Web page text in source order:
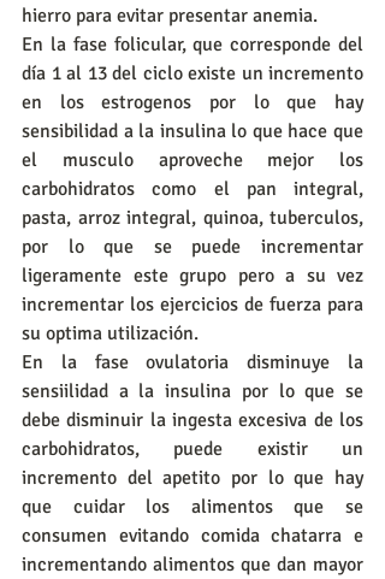
hierro para evitar presentar anemia.
En la fase folicular, que corresponde del
día 1 al 13 del ciclo existe un incremento
en los estrogenos por lo que hay
sensibilidad a la insulina lo que hace que
el musculo aproveche mejor los
carbohidratos como el pan integral,
pasta, arroz integral, quinoa, tuberculos,
por lo que se puede incrementar
ligeramente este grupo pero a su vez
incrementar los ejercicios de fuerza para
su optima utilización.
En la fase ovulatoria disminuye la
sensiilidad a la insulina por lo que se
debe disminuir la ingesta excesiva de los
carbohidratos, puede existir un
incremento del apetito por lo que hay
que cuidar los alimentos que se
consumen evitando comida chatarra e
incrementando alimentos que dan mayor